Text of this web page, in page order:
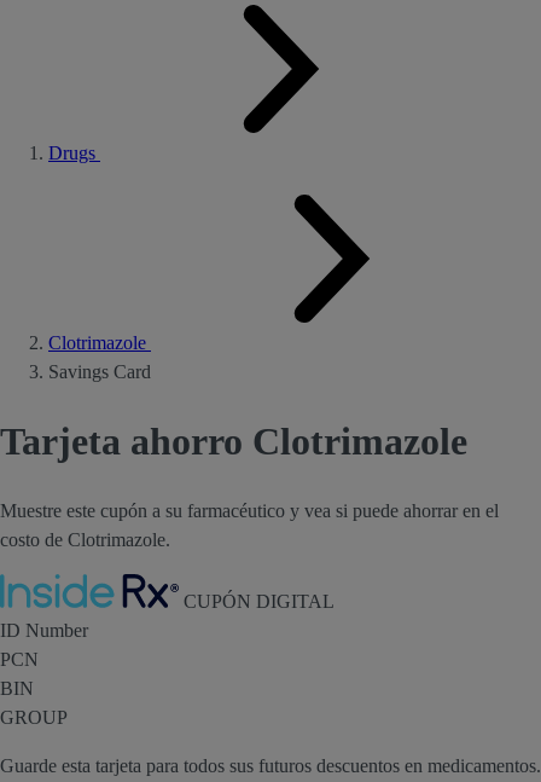
Drugs
Clotrimazole
Savings Card
Tarjeta ahorro Clotrimazole
Muestre este cupón a su farmacéutico y vea si puede ahorrar en el
costo de Clotrimazole.
Inside Rx
CUPÓN DIGITAL
ID Number
PCN
BIN
GROUP
Guarde esta tarjeta para todos sus futuros descuentos en medicamentos.